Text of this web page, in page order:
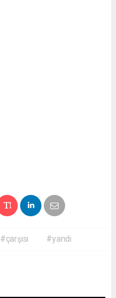
#çarşısı #yandı